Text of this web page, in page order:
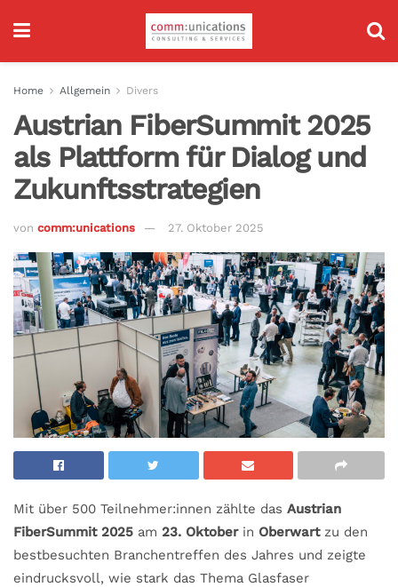
Home Allgemein Divers
Austrian FiberSummit 2025
als Plattform für Dialog und
Zukunftsstrategien
von comm:unications 27. Oktober 2025
Mit über 500 Teilnehmer:innen zählte das Austrian
FiberSummit 2025 am 23. Oktoberin Oberwartzu den
bestbesuchten Branchentreffen des Jahres und zeigte
eindrucksvoll, wie stark das Thema Glasfaser